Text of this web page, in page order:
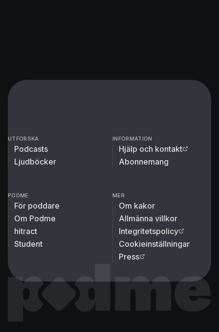
UTFORSKA
Podcasts
Ljudböcker
INFORMATION
Hjälp och kontakt
Abonnemang
PODME
För poddare
Om Podme
hitract
Student
MER
Om kakor
Allmänna villkor
Integritetspolicy
Cookieinställningar
Press